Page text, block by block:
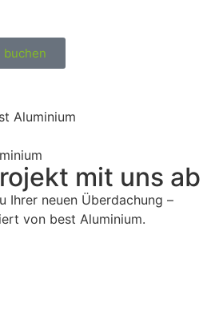
buchen
mit uns ab
Ihrer neuen Überdachung –
von best Aluminium.